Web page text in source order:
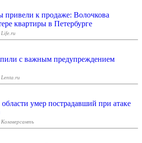
привели к продаже: Волочкова
квартиры в Петербурге
| Life.ru
с важным предупреждением
| Lenta.ru
умер пострадавший при атаке
| Коммерсантъ